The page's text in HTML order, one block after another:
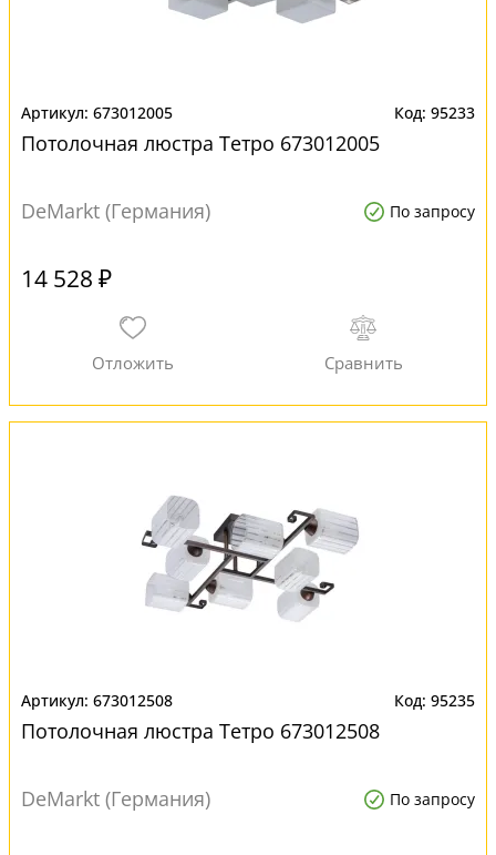
673012005 95233
Потолочная люстра Тетро 673012005
DeMarkt (Германия) По запросу
14 528 ₽
673012508 95235
Потолочная люстра Тетро 673012508
DeMarkt (Германия) По запросу